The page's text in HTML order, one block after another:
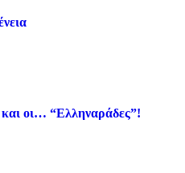
οι… “Ελληναράδες”!